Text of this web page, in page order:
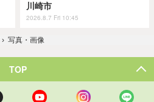
川崎市
2026.8.7 Fri 10:45
› 写真・画像
TOP